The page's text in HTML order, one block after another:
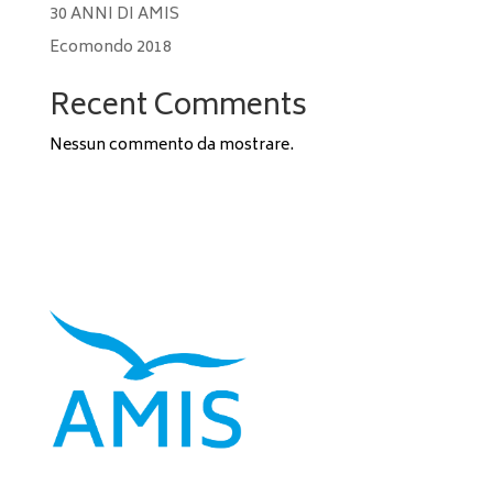
30 ANNI DI AMIS
Ecomondo 2018
Recent Comments
Nessun commento da mostrare.